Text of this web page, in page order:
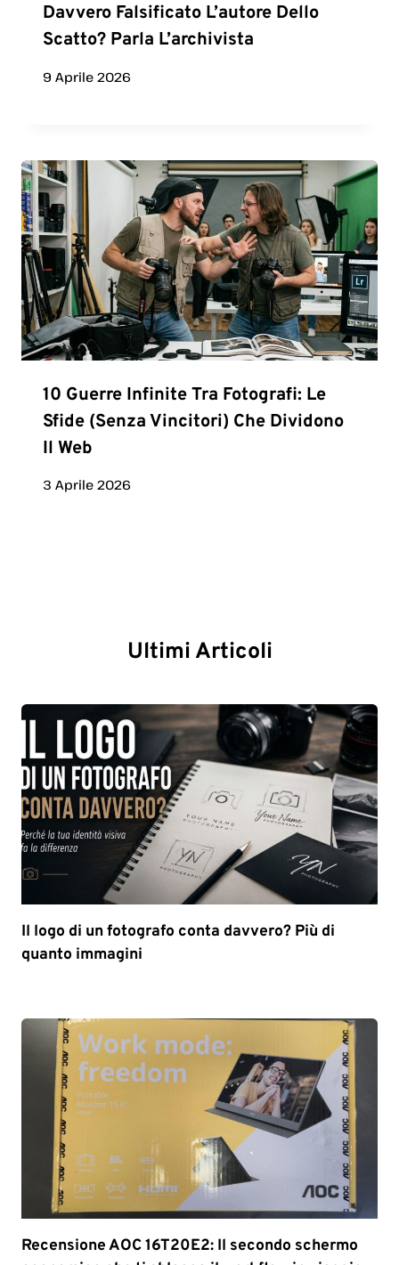
Davvero Falsificato L’autore Dello
Scatto? Parla L’archivista
9 Aprile 2026
10 Guerre Infinite Tra Fotografi: Le
Sfide (senza Vincitori) Che Dividono
Il Web
3 Aprile 2026
Ultimi Articoli
Il logo di un fotografo conta davvero? Più di
quanto immagini
Recensione AOC 16T20E2: Il secondo schermo